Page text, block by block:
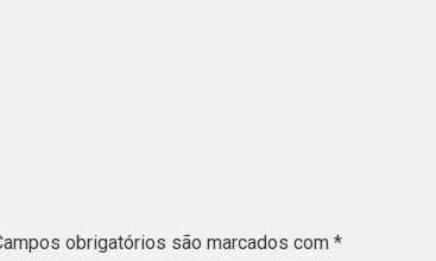
obrigatórios são marcados com *